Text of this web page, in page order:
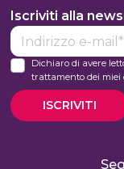
Iscriviti alla
E-
mail*Dichiaro di avere
trattamento dei miei
ISCRIVITI